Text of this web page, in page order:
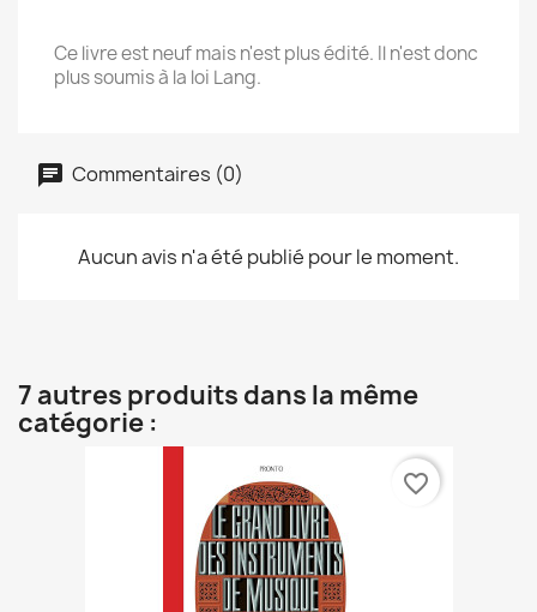
Ce livre est neuf mais n'est plus édité. Il n'est donc
plus soumis à la loi Lang.
Commentaires (0)
Aucun avis n'a été publié pour le moment.
7 autres produits dans la même
catégorie :
favorite_border